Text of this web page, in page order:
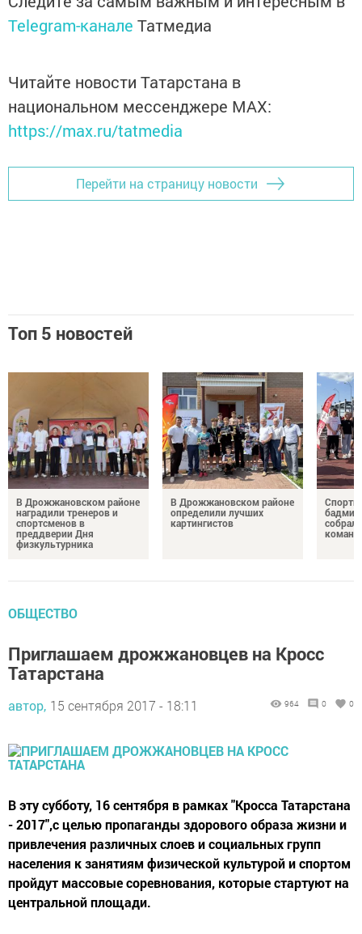
Telegram-канале Татмедиа
Читайте новости Татарстана в
национальном мессенджере MАХ:
https://max.ru/tatmedia
Перейти на страницу новости
Топ 5 новостей
В Дрожжановском районе
наградили тренеров и
спортсменов в
преддверии Дня
физкультурника
В Дрожжановском районе
определили лучших
картингистов
ОБЩЕСТВО
Приглашаем дрожжановцев на Кросс
Татарстана
автор, 15 сентября 2017 - 18:11 964 0 0
В эту субботу, 16 сентября в рамках "Кросса Татарстана
- 2017",с целью пропаганды здорового образа жизни и
привлечения различных слоев и социальных групп
населения к занятиям физической культурой и спортом
пройдут массовые соревнования, которые стартуют на
центральной площади.